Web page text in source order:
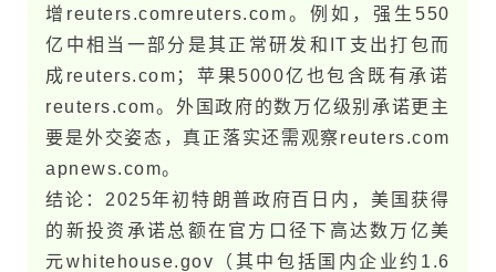
增​reuters.com​reuters.com。例如，强生550
亿中相当一部分是其正常研发和IT支出打包而
成​reuters.com；苹果5000亿也包含既有承诺​
reuters.com。外国政府的数万亿级别承诺更主
要是外交姿态，真正落实还需观察​reuters.com​
apnews.com。
结论：2025年初特​朗​普政府百日内，美​国获得
的新投资承诺总额在官方口径下高达数万亿美
元​whitehouse.g​o​v（其中包括国内企业约1.6